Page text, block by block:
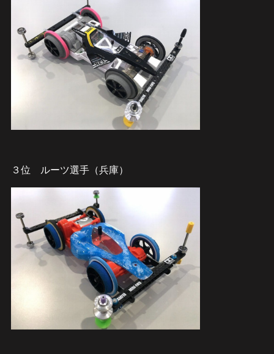
３位 ルーツ選手（兵庫）